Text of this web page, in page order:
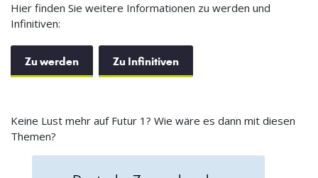
Hier finden Sie weitere Informationen zu werden und
Infinitiven:
Zu werden Zu Infinitiven
Keine Lust mehr auf Futur 1? Wie wäre es dann mit diesen
Themen?